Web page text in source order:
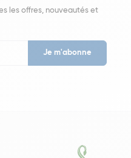
les offres, nouveautés et